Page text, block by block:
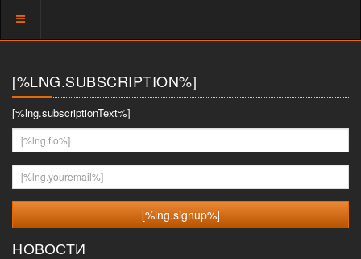
Показать
[%LNG.SUBSCRIPTION%]
[%lng.subscriptionText%]
[%lng.fio%]
[%lng.youremail%]
НОВОСТИ